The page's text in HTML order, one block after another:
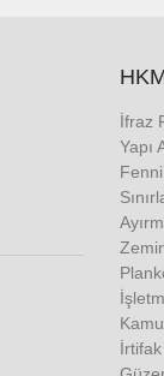
İfraz
Yapı
İrtifak